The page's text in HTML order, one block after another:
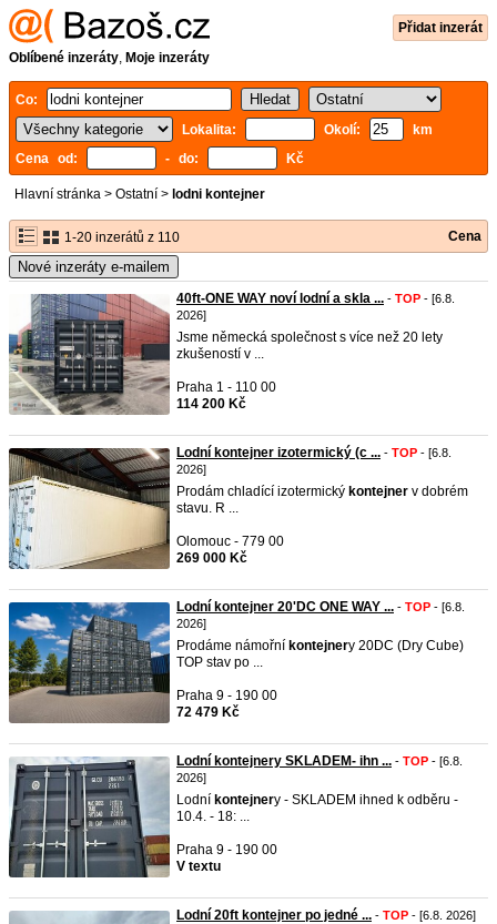
Přidat inzerát
Oblíbené inzeráty, Moje inzeráty
Co:
Lokalita:
Okolí:
km
Cena od:
- do: Kč
Hlavní stránka > Ostatní > lodni kontejner
1-20 inzerátů z 110 Cena
Nové inzeráty e-mailem
40ft-ONE WAY noví lodní a skla ... - TOP - [6.8.
2026]
Jsme německá společnost s více než 20 lety
zkušeností v ...
Praha 1 - 110 00
114 200 Kč
Lodní kontejner izotermický (c ... - TOP - [6.8.
2026]
Prodám chladící izotermický kontejner v dobrém
stavu. R ...
Olomouc - 779 00
269 000 Kč
Lodní kontejner 20'DC ONE WAY ... - TOP - [6.8.
2026]
Prodáme námořní kontejnery 20DC (Dry Cube)
TOP stav po ...
Praha 9 - 190 00
72 479 Kč
Lodní kontejnery SKLADEM- ihn ... - TOP - [6.8.
2026]
Lodní kontejnery - SKLADEM ihned k odběru -
10.4. - 18: ...
Praha 9 - 190 00
V textu
Lodní 20ft kontejner po jedné ... - TOP - [6.8. 2026]